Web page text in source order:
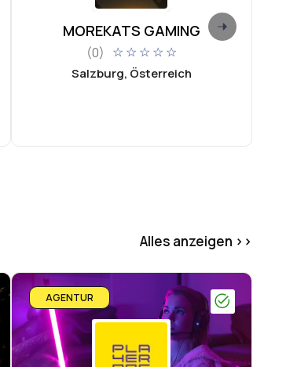
MOREKATS GAMING
(0) ☆ ☆ ☆ ☆ ☆
Salzburg, Österreich
Alles anzeigen >>
AGENTUR